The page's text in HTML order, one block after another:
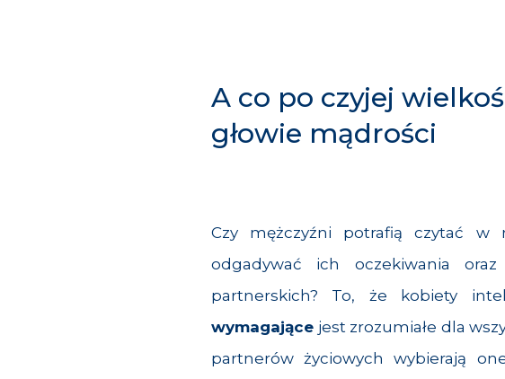
A co po czyjej
głowie mądrości
Czy mężczyźni potrafią czytać w
odgadywać ich oczekiwania
partnerskich? To, że kobiety
wymagające jest zrozumiałe dla
partnerów życiowych wybierają